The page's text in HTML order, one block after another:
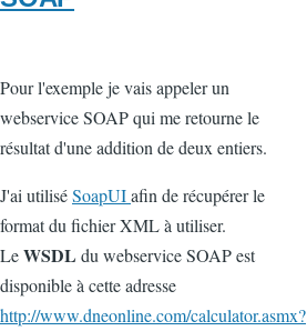
Pour l'exemple je vais appeler un
webservice SOAP qui me retourne le
résultat d'une addition de deux entiers.
J'ai utiliséSoapUIafin de récupérer le
format du fichier XML à utiliser.
LeWSDL du webservice SOAP est
disponible à cette adresse
http://www.dneonline.com/calculator.asmx?